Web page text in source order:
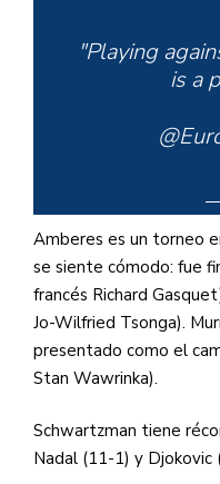
"Playing
is a
— Tennis
Amberes es un torneo
se siente cómodo: fue
francés Richard
Jo-Wilfried Tsonga).
presentado como el
Stan Wawrinka).
Schwartzman tiene
Nadal (11-1) y Djokovic